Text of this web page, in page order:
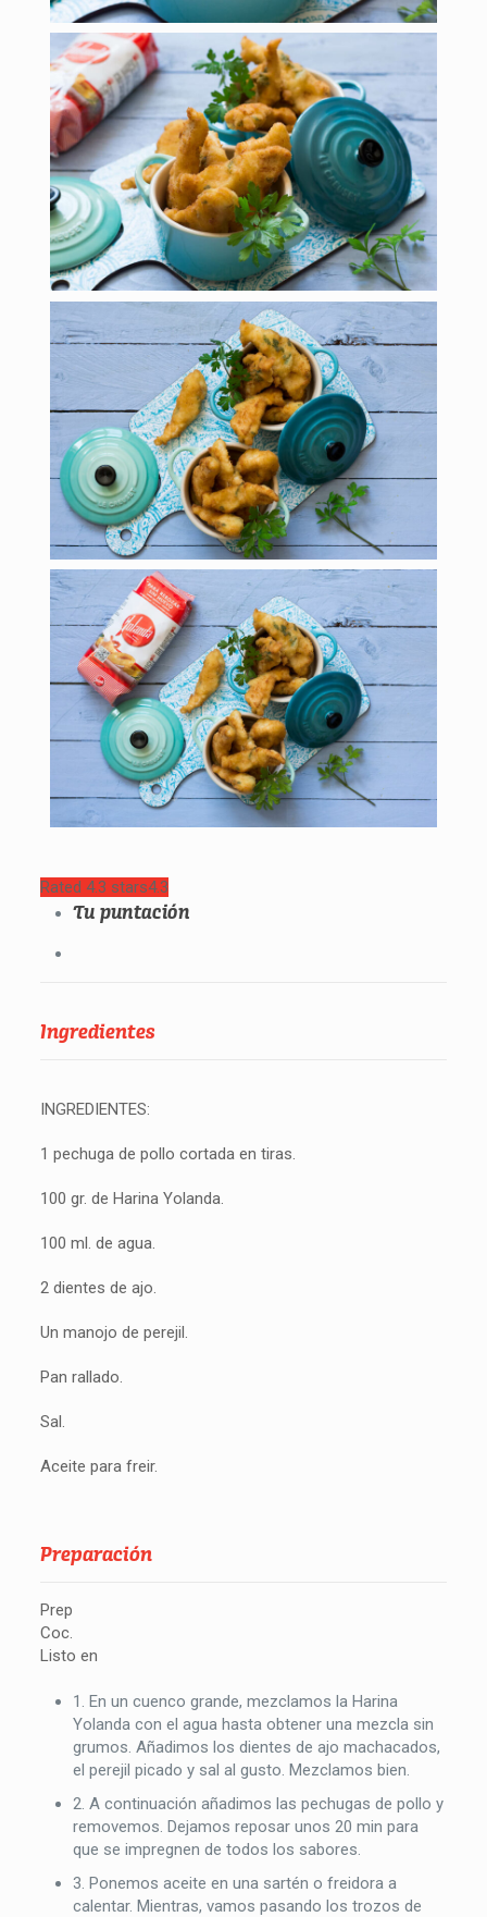
Rated 4.3 stars4.3
Tu puntación
Ingredientes
INGREDIENTES:
1 pechuga de pollo cortada en tiras.
100 gr. de Harina Yolanda.
100 ml. de agua.
2 dientes de ajo.
Un manojo de perejil.
Pan rallado.
Sal.
Aceite para freir.
Preparación
Prep
Coc.
Listo en
1. En un cuenco grande, mezclamos la Harina
Yolanda con el agua hasta obtener una mezcla sin
grumos. Añadimos los dientes de ajo machacados,
el perejil picado y sal al gusto. Mezclamos bien.
2. A continuación añadimos las pechugas de pollo y
removemos. Dejamos reposar unos 20 min para
que se impregnen de todos los sabores.
3. Ponemos aceite en una sartén o freidora a
calentar. Mientras, vamos pasando los trozos de